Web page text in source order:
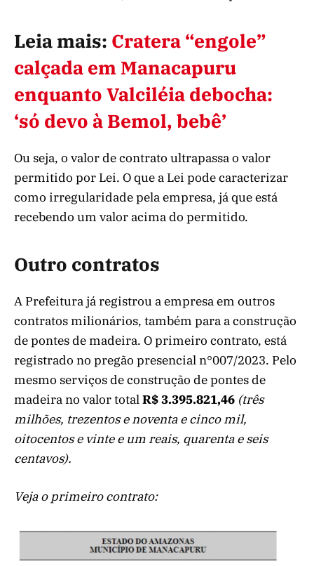
Leia mais: Cratera “engole”
calçada em Manacapuru
enquanto Valciléia debocha:
‘só devo à Bemol, bebê’
Ou seja, o valor de contrato ultrapassa o valor
permitido por Lei. O que a Lei pode caracterizar
como irregularidade pela empresa, já que está
recebendo um valor acima do permitido.
Outro contratos
A Prefeitura já registrou a empresa em outros
contratos milionários, também para a construção
de pontes de madeira. O primeiro contrato, está
registrado no pregão presencial n°007/2023. Pelo
mesmo serviços de construção de pontes de
madeira no valor totalR$ 3.395.821,46 (três
milhões, trezentos e noventa e cinco mil,
oitocentos e vinte e um reais, quarenta e seis
centavos).
Veja o primeiro contrato: